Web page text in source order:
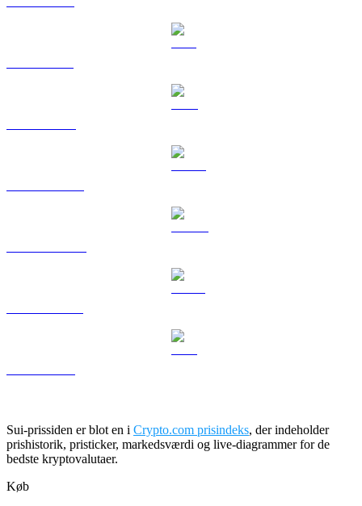
Sui-prissiden er blot en i Crypto.com prisindeks, der indeholder
prishistorik, pristicker, markedsværdi og live-diagrammer for de
bedste kryptovalutaer.
Køb